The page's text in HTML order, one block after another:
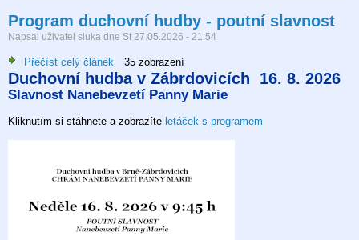
Program duchovní hudby - poutní slavnost
Napsal uživatel sluka dne St 27.05.2026 - 21:54
Přečíst celý článek
Program
duchovní
-
35 zobrazení
Duchovní hudba v Zábrdovicích 16. 8. 2026
Slavnost Nanebevzetí Panny Marie
Kliknutím si stáhnete a zobrazíte letáček s programem